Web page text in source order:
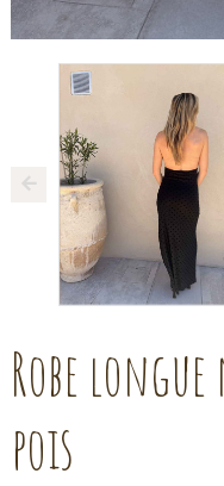
Robe
pois